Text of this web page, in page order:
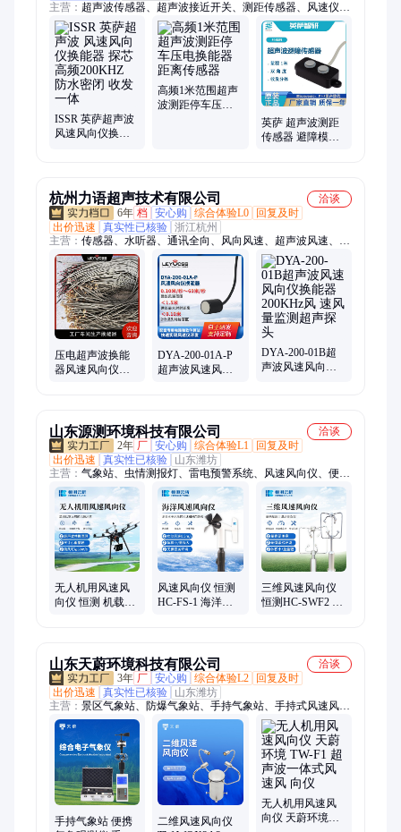
主营： 超声波传感器、超声波接近开关、测距传感器、风速仪探
头、超声波换能器、液位传感器、超声波传感器探头、料位传感
器、避障传感器、双张检测传感器、纠偏传感器、卷径控制传感
器
ISSR 英萨超声波
风速风向仪换能
高频1米范围超声
波测距停车压电
英萨 超声波测距
传感器 避障模组
杭州力语超声技术有限公司
洽谈
6年 档 安心购 综合体验L0
回复及时
出价迅速
真实性已核验 浙江杭州
主营： 传感器、水听器、通讯全向、风向风速、超声波风速、水
下测距、超声检测、检测矢量、通信全向、检测全向、超声波声
呐、测距超声波、差计换能器、陶瓷换能器、水下机器人、换能
器探头、管道流量计、空气中测距、超声波探头、空气超声波、
空声换能器、流量计探头、渠道流量测量、超声波物位计、超声
发射测距
压电超声波换能
器风速风向仪探
DYA-200-01A-P
超声波风速风向
DYA-200-01B超
声波风速风向仪
山东源测环境科技有限公司
洽谈
2年 厂 安心购 综合体验L1
回复及时
出价迅速
真实性已核验
山东潍坊
主营： 气象站、虫情测报灯、雷电预警系统、风速风向仪、便携
式气象站、校园气象站、防爆气象站、负氧离子监测站、手持负
氧离子检测仪、手持气象站、超声波气象站、自动气象站、交通
气象站、海洋气象站、北斗气象站、雪深监测站、森林气象站、
农业气象站、北斗生态环境监测站、GNSS位移监测站、立杆水
质监测站、水质在线监测仪、水质传感器、二次供水水质监测设
备、地下水位监测仪
无人机用风速风
向仪 恒测 机载气
风速风向仪 恒测
HC-FS-1 海洋港
三维风速风向仪
恒测HC-SWF2 超
山东天蔚环境科技有限公司
洽谈
3年 厂 安心购 综合体验L2
回复及时
出价迅速
真实性已核验
山东潍坊
主营： 景区气象站、防爆气象站、手持气象站、手持式风速风向
仪、孢子捕捉仪、能见度监测站、公路气象站、能见度传感器、
水质监测站、水质检测仪、气象站、隧道能见度检测器、便携式
水质检测仪、农业四情监测站、虫情测报仪、土壤墒情监测站、
农业气象站、水文监测站、猪瘟检测仪、雨量监测站、微气象
仪、金属款气象仪、校园气象观测站、电子气象仪、防爆型气象
站、便携式气象仪
手持气象站 便携
二维风速风向仪
无人机用风速风
向仪 天蔚环境